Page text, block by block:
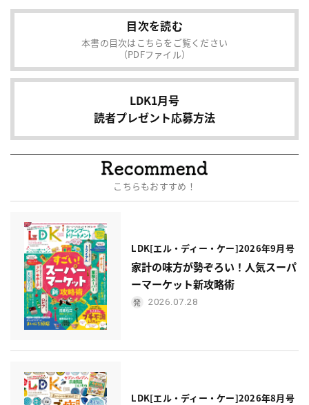
目次を読む
本書の目次はこちらをご覧ください
（PDFファイル）
LDK1月号
読者プレゼント応募方法
こちらもおすすめ！
LDK[エル・ディー・ケー]2026年9月号
家計の味方が勢ぞろい！人気スーパ
ーマーケット新攻略術
2026.07.28
LDK[エル・ディー・ケー]2026年8月号